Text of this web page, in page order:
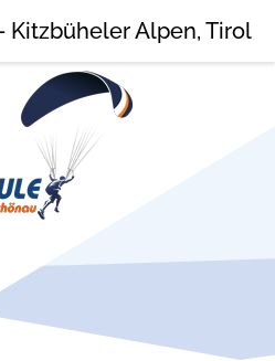
Kitzbüheler Alpen, Tirol